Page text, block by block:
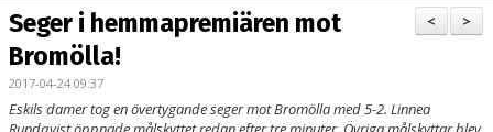
BILDGALLERI
DOKUMENT
>
<
Seger i hemmapremiären mot
Bromölla!
2017-04-24 09:37
Eskils damer tog en övertygande seger mot Bromölla med 5-2. Linnea